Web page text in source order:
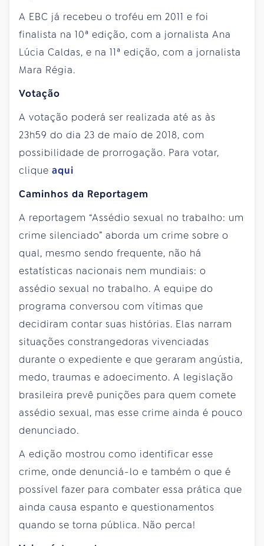
A EBC já recebeu o troféu em 2011 e foi
finalista na 10ª edição, com a jornalista Ana
Lúcia Caldas, e na 11ª edição, com a jornalista
Mara Régia.
Votação
A votação poderá ser realizada até as às
23h59 do dia 23 de maio de 2018, com
possibilidade de prorrogação. Para votar,
clique aqui
Caminhos da Reportagem
A reportagem “Assédio sexual no trabalho: um
crime silenciado” aborda um crime sobre o
qual, mesmo sendo frequente, não há
estatísticas nacionais nem mundiais: o
assédio sexual no trabalho. A equipe do
programa conversou com vítimas que
decidiram contar suas histórias. Elas narram
situações constrangedoras vivenciadas
durante o expediente e que geraram angústia,
medo, traumas e adoecimento. A legislação
brasileira prevê punições para quem comete
assédio sexual, mas esse crime ainda é pouco
denunciado.
A edição mostrou como identificar esse
crime, onde denunciá-lo e também o que é
possível fazer para combater essa prática que
ainda causa espanto e questionamentos
quando se torna pública. Não perca!